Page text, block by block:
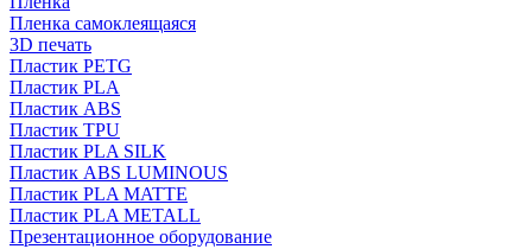
Пленка самоклеящаяся
3D печать
Пластик PETG
Пластик PLA
Пластик ABS
Пластик TPU
Пластик PLA SILK
Пластик ABS LUMINOUS
Пластик PLA MATTE
Пластик PLA METALL
Презентационное оборудование